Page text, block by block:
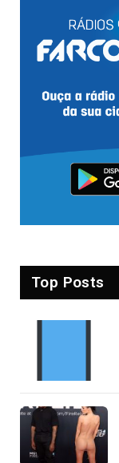
Top Posts